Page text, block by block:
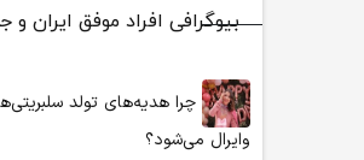
بیوگرافی افراد موفق ایران و
چرا هدیه‌های تولد
وایرال می‌شود؟